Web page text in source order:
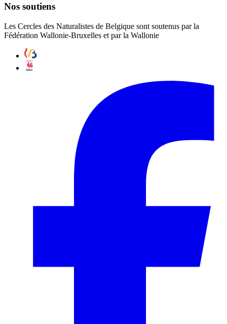
Nos soutiens
Les Cercles des Naturalistes de Belgique sont soutenus par la
Fédération Wallonie-Bruxelles et par la Wallonie